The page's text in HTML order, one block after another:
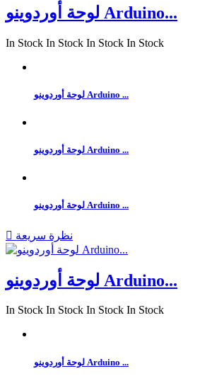
لوحة أوردوينو Arduino...
In Stock In Stock In Stock In Stock
لوحة أوردوينو Arduino ...
لوحة أوردوينو Arduino ...
لوحة أوردوينو Arduino ...
 نظرة سريعة
لوحة أوردوينو Arduino...
In Stock In Stock In Stock In Stock
لوحة أوردوينو Arduino ...